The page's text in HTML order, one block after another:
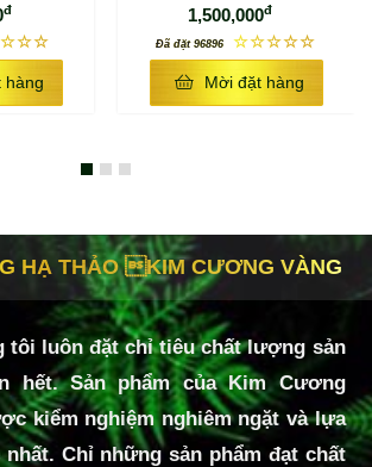
đ
hàng
1,500,000đ
Đã đặt 96896 ☆☆☆☆☆
Mời đặt hàng
HẠ THẢO KIM CƯƠNG VÀNG
tôi luôn đặt chỉ tiêu chất lượng sản
hết. Sản phẩm của Kim Cương
kiểm nghiệm nghiêm ngặt và lựa
nhất. Chỉ những sản phẩm đạt chất